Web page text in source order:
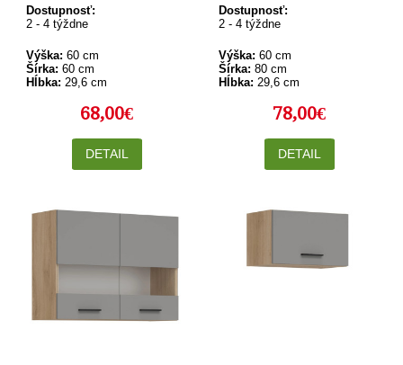
sklom 60 cm
Dostupnosť:
2 - 4 týždne
Výška: 60 cm
Šírka: 60 cm
Hĺbka: 29,6 cm
68,00€
DETAIL
Dostupnosť:
2 - 4 týždne
Výška: 60 cm
Šírka: 80 cm
Hĺbka: 29,6 cm
78,00€
DETAIL